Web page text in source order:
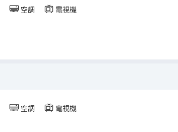
空調 電視機
空調 電視機